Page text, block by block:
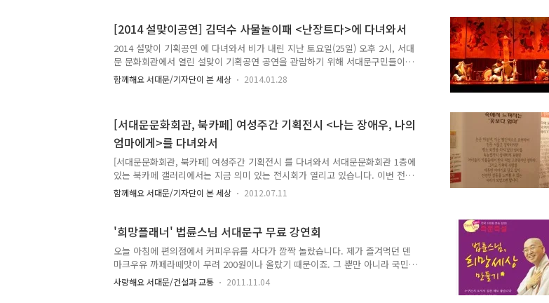
성을 일깨우고, 올바른 양치방법과 습관들이기 등 충치깨비 삼총사의 모습으로
어린이 구강 건강 실천을 유도하는 내용이예요^^* 음악과 율동 및 시각적 놀이
적 요소들로 구성되어 어린이들에게 오감을 자극 하도록 눈높이에 맞추었습니
다. 어린이 구강건강 아동극 공연에 ..
[2014 설맞이공연] 김덕수 사물놀이패 <난장트다>에 다녀와서
2014 설맞이 기획공연 에 다녀와서 비가 내린 지난 토요일(25일) 오후 2시, 서대
문 문화회관에서 열린 설맞이 기획공연 공연을 관람하기 위해 서대문구민들이
모였습니다. '난장트다'란 원래 '장이 열리다'라는 뜻으로 우리 선조들이 장터마
다 떠들썩하게 벌어진 연희 속에서 고단한 삶을 이겨낼 여유를 찾았다고 합니다.
발권을 위해 1시간 전부터 접수창구는 인산인해를 이루었습니다. 가족, 친구, 연
인, 단체에서 신나는 사물놀이를 즐기기 위해 궂은 날씨에도 발걸음을 해 주셨는
데요, 차례를 기다리는 분들의 표정에는 공연에 대한 기대와 설렘이 가득했습니
다. 공연 시..
함께해요 서대문/기자단이 본 세상 2014.01.28
[서대문문화회관, 북카페] 여성주간 기획전시 <나는 장애우, 나의
엄마에게>를 다녀와서
[서대문문화회관, 북카페] 여성주간 기획전시 를 다녀와서 서대문문화회관 1층에
있는 북카페 갤러리에서는 지금 의미 있는 전시회가 열리고 있습니다. 이번 전시
회는 (사)함께가는 서대문장애인부모회와 함께 어린이 및 청소년 작품을 초청하
여 라는 제목으로 개최한 것입니다. 전시 안내 기 간 : 2012년 7월 2일 월요일 - 7
공단 주 관 : 사)함께 가는 서대문 장애인 부모회 문 의 : 02)360-8560 사단법인
함께 가는 서대문장애인부모회는 장애인의 보다 행복한 삶을 실현하기 위한, 서
대문지역에 거주하는 부모간에 이루어진 단체로 2005년 6월 창립되어 여러 사업
을 실행하고 실천하고 있습니다. 장애인 자녀를 둔 부모로서의 ..
함께해요 서대문/기자단이 본 세상 2012.07.11
'희망플래너' 법륜스님 서대문구 무료 강연회
오늘 아침에 편의점에서 커피우유를 사다가 깜짝 놀랐습니다. 제가 즐겨먹던 덴
마크우유 까페라떼맛이 무려 200원이나 올랐기 때문이죠. 그 뿐만 아니라 국민
우유(?) 일명 뚱땡이 바나나우유로 불리우는 빙그레 바나나우유도 100원인상 됐
습니다. 치솟는 물가와 빠르게 변하는 사회에서 적응하기 힘드시죠? 누군가에게
사랑해요 서대문/건설과 교통 2011.11.04